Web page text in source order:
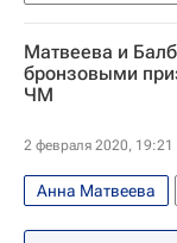
Сборная России
Семён Елистратов
Матвеева и
бронзовыми
ЧМ
2 февраля 2020, 19:21
Анна Матвеева
Чемпионат мира